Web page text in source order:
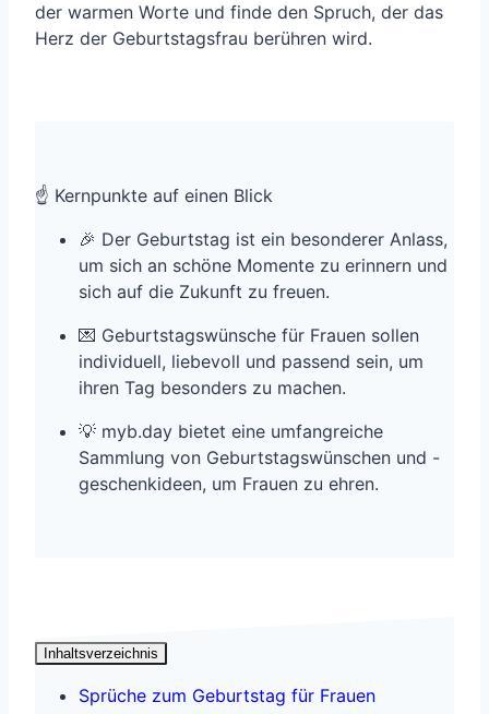
der warmen Worte und finde den Spruch, der das
Herz der Geburtstagsfrau berühren wird.
☝️ Kernpunkte auf einen Blick
🎉 Der Geburtstag ist ein besonderer Anlass,
um sich an schöne Momente zu erinnern und
sich auf die Zukunft zu freuen.
💌 Geburtstagswünsche für Frauen sollen
individuell, liebevoll und passend sein, um
ihren Tag besonders zu machen.
💡 myb.day bietet eine umfangreiche
Sammlung von Geburtstagswünschen und -
geschenkideen, um Frauen zu ehren.
Inhaltsverzeichnis
Sprüche zum Geburtstag für Frauen